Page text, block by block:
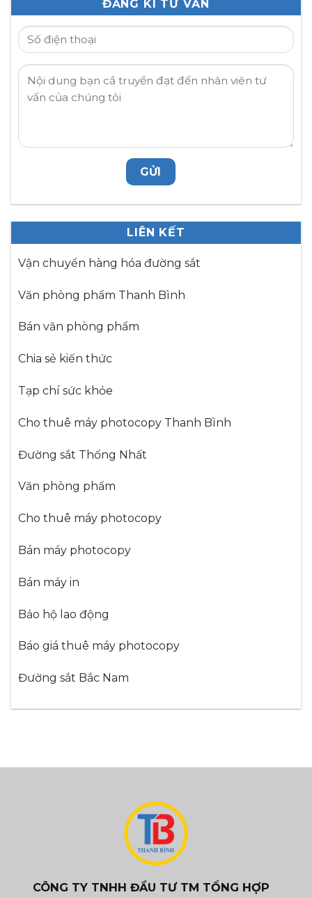
ĐĂNG KÍ TƯ VẤN
LIÊN KẾT
Vận chuyển hàng hóa đường sắt
Văn phòng phẩm Thanh Bình
Bán văn phòng phẩm
Chia sẻ kiến thức
Tạp chí sức khỏe
Cho thuê máy photocopy Thanh Bình
Đường sắt Thống Nhất
Văn phòng phẩm
Cho thuê máy photocopy
Bán máy photocopy
Bán máy in
Bảo hộ lao động
Báo giá thuê máy photocopy
Đường sắt Bắc Nam
CÔNG TY TNHH ĐẦU TƯ TM TỔNG HỢP